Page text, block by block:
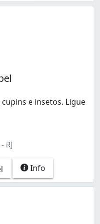
e insetos. Ligue
RJ
Info